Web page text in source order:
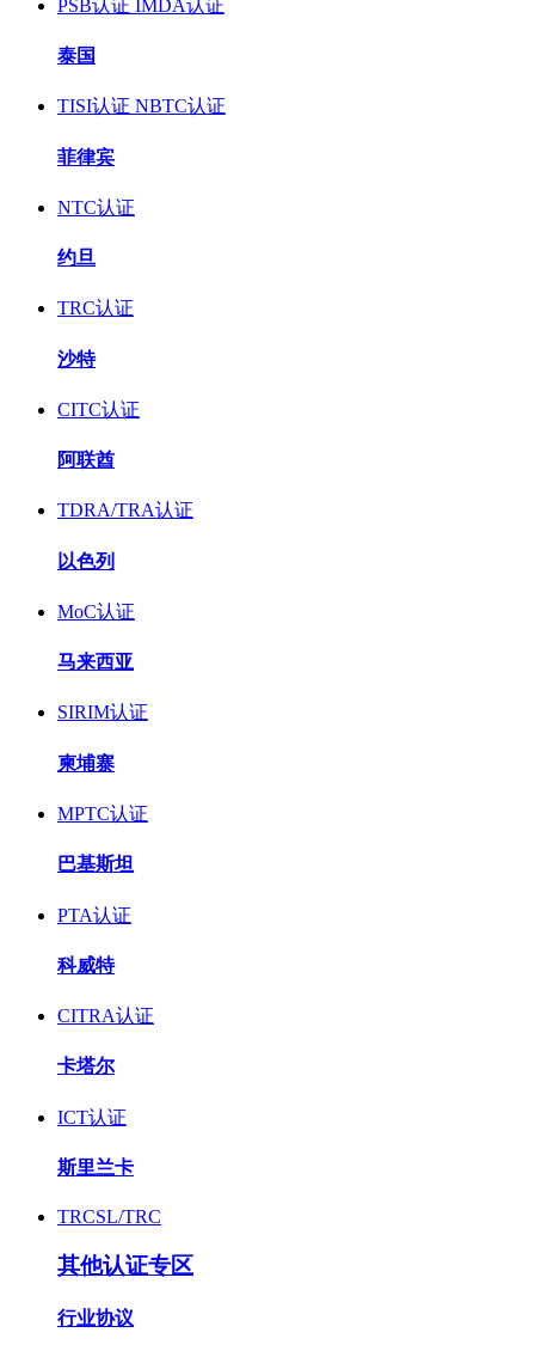
PSB认证 IMDA认证
泰国
TISI认证 NBTC认证
菲律宾
NTC认证
约旦
TRC认证
沙特
CITC认证
阿联酋
TDRA/TRA认证
以色列
MoC认证
马来西亚
SIRIM认证
柬埔寨
MPTC认证
巴基斯坦
PTA认证
科威特
CITRA认证
卡塔尔
ICT认证
斯里兰卡
TRCSL/TRC
其他认证专区
行业协议